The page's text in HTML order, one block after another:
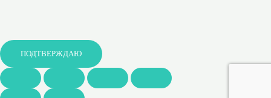
ПОДТВЕРЖДАЮ